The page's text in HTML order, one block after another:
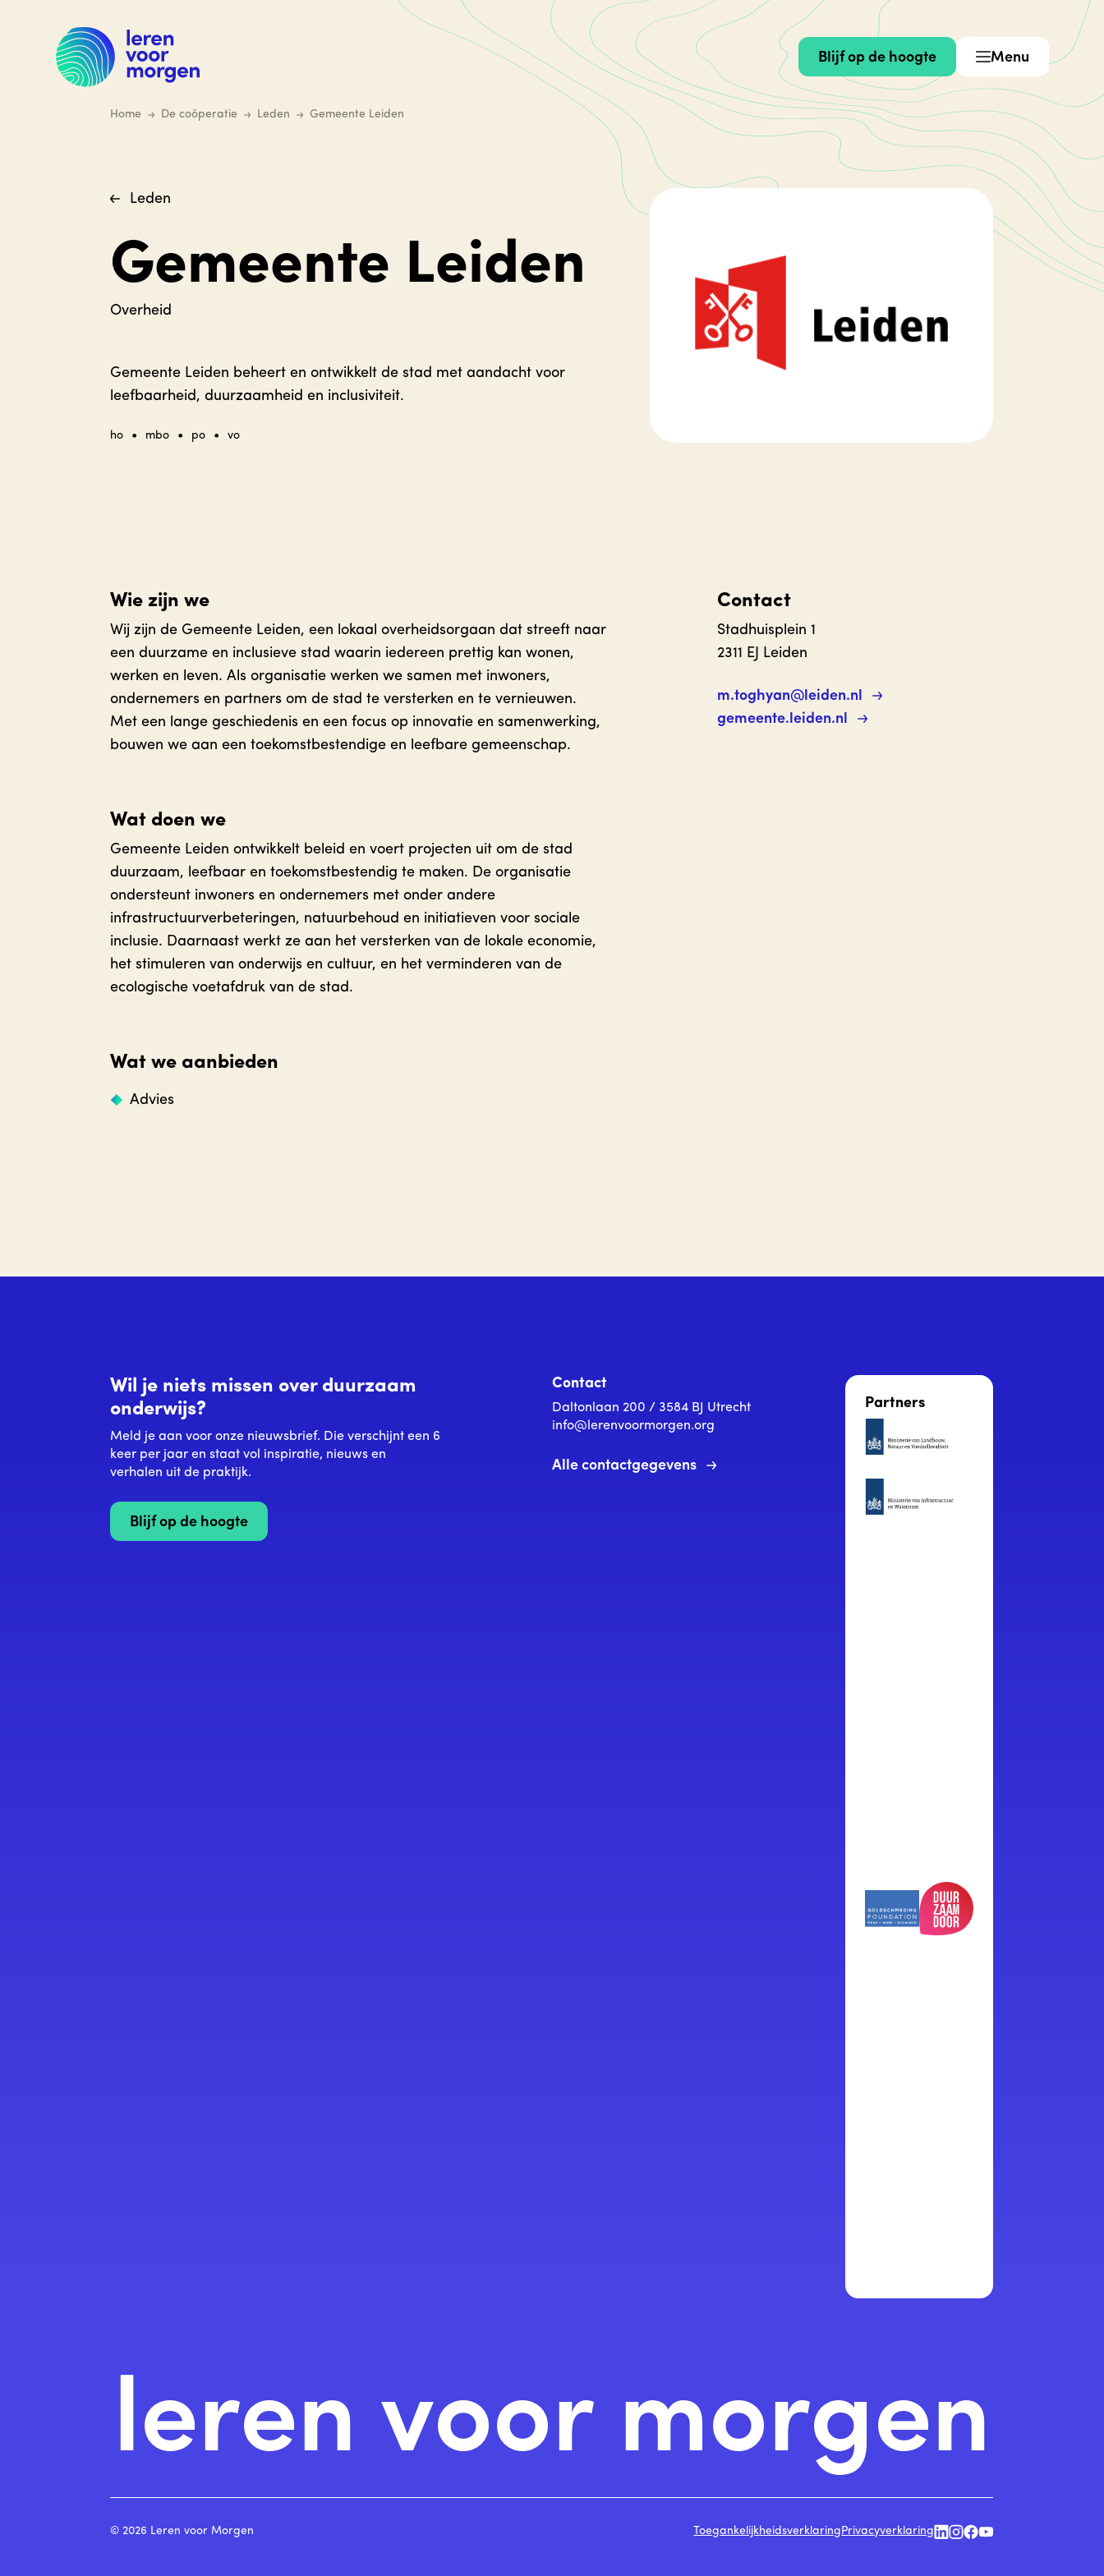
hoofdinhoud
Blijf op de hoogte Menu
Home De coöperatie Leden Gemeente Leiden
Leden
Gemeente Leiden
Overheid
Gemeente Leiden beheert en ontwikkelt de stad met aandacht voor
leefbaarheid, duurzaamheid en inclusiviteit.
ho • mbo • po • vo
Wie zijn we
Wij zijn de Gemeente Leiden, een lokaal overheidsorgaan dat streeft naar
een duurzame en inclusieve stad waarin iedereen prettig kan wonen,
werken en leven. Als organisatie werken we samen met inwoners,
ondernemers en partners om de stad te versterken en te vernieuwen.
Met een lange geschiedenis en een focus op innovatie en samenwerking,
bouwen we aan een toekomstbestendige en leefbare gemeenschap.
Wat doen we
Gemeente Leiden ontwikkelt beleid en voert projecten uit om de stad
duurzaam, leefbaar en toekomstbestendig te maken. De organisatie
ondersteunt inwoners en ondernemers met onder andere
infrastructuurverbeteringen, natuurbehoud en initiatieven voor sociale
inclusie. Daarnaast werkt ze aan het versterken van de lokale economie,
het stimuleren van onderwijs en cultuur, en het verminderen van de
ecologische voetafdruk van de stad.
Wat we aanbieden
Advies
Contact
Stadhuisplein 1
2311 EJ Leiden
m.toghyan@leiden.nl
gemeente.leiden.nl
Wil je niets missen over duurzaam
onderwijs?
Meld je aan voor onze nieuwsbrief. Die verschijnt een 6
keer per jaar en staat vol inspiratie, nieuws en
verhalen uit de praktijk.
Blijf op de hoogte
Contact
Daltonlaan 200 / 3584 BJ Utrecht
info@lerenvoormorgen.org
Alle contactgegevens
Partners
leren voor morgen
© 2026 Leren voor Morgen ToegankelijkheidsverklaringPrivacyverklaring